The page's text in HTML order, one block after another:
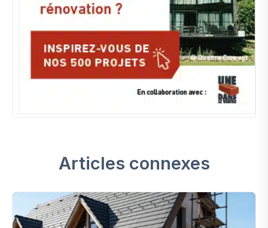
Articles connexes